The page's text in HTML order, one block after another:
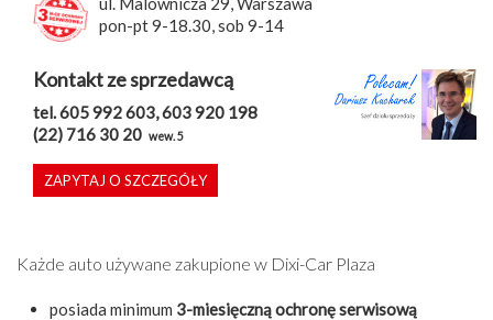
pon-pt 9-18.30, sob 9-14
Kontakt ze sprzedawcą
tel. 605 992 603, 603 920 198
(22) 716 30 20 wew. 5
ZAPYTAJ O SZCZEGÓŁY
Każde auto używane zakupione w Dixi-Car Plaza
posiada minimum 3-miesięczną ochronę serwisową